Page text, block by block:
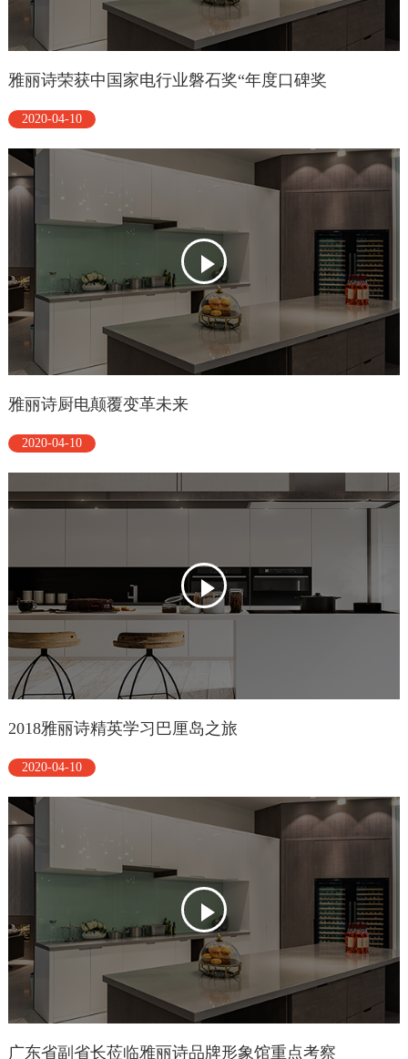
雅丽诗荣获中国家电行业磐石奖“年度口碑奖
2020-04-10
雅丽诗厨电颠覆变革未来
2020-04-10
2018雅丽诗精英学习巴厘岛之旅
2020-04-10
广东省副省长莅临雅丽诗品牌形象馆重点考察